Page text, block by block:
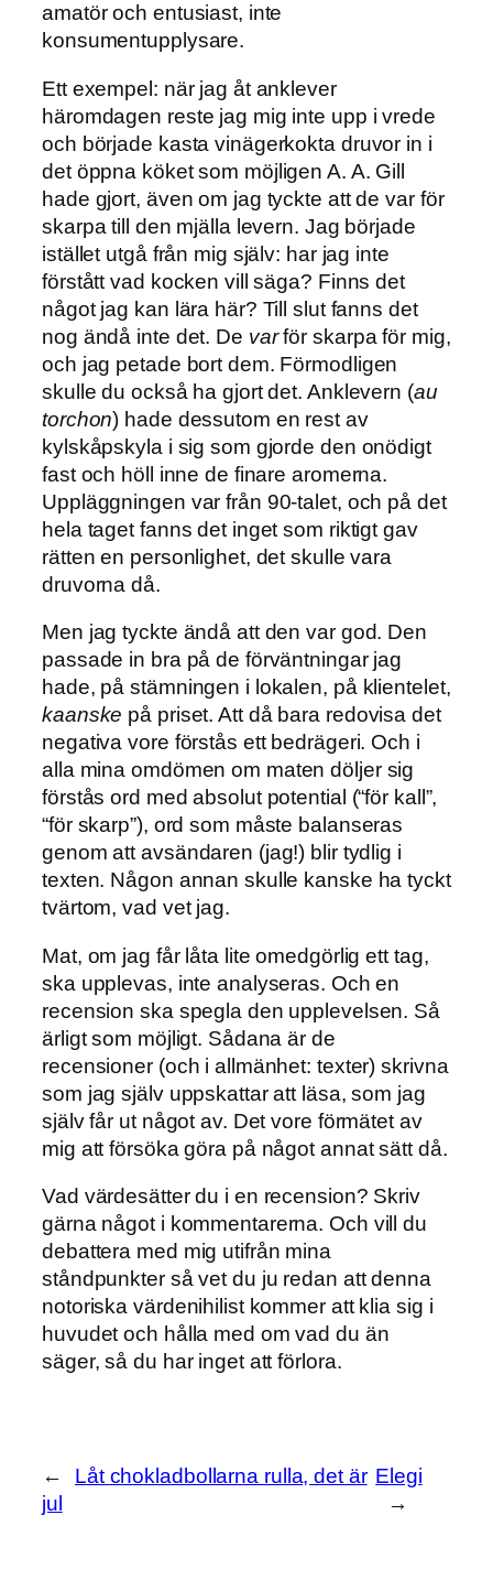
amatör och entusiast, inte
konsumentupplysare.
Ett exempel: när jag åt anklever
häromdagen reste jag mig inte upp i vrede
och började kasta vinägerkokta druvor in i
det öppna köket som möjligen A. A. Gill
hade gjort, även om jag tyckte att de var för
skarpa till den mjälla levern. Jag började
istället utgå från mig själv: har jag inte
förstått vad kocken vill säga? Finns det
något jag kan lära här? Till slut fanns det
nog ändå inte det. De varför skarpa för mig,
och jag petade bort dem. Förmodligen
skulle du också ha gjort det. Anklevern (au
torchon) hade dessutom en rest av
kylskåpskyla i sig som gjorde den onödigt
fast och höll inne de finare aromerna.
Uppläggningen var från 90-talet, och på det
hela taget fanns det inget som riktigt gav
rätten en personlighet, det skulle vara
druvorna då.
Men jag tyckte ändå att den var god. Den
passade in bra på de förväntningar jag
hade, på stämningen i lokalen, på klientelet,
kaanske på priset. Att då bara redovisa det
negativa vore förstås ett bedrägeri. Och i
alla mina omdömen om maten döljer sig
förstås ord med absolut potential (“för kall”,
“för skarp”), ord som måste balanseras
genom att avsändaren (jag!) blir tydlig i
texten. Någon annan skulle kanske ha tyckt
tvärtom, vad vet jag.
Mat, om jag får låta lite omedgörlig ett tag,
ska upplevas, inte analyseras. Och en
recension ska spegla den upplevelsen. Så
ärligt som möjligt. Sådana är de
recensioner (och i allmänhet: texter) skrivna
som jag själv uppskattar att läsa, som jag
själv får ut något av. Det vore förmätet av
mig att försöka göra på något annat sätt då.
Vad värdesätter du i en recension? Skriv
gärna något i kommentarerna. Och vill du
debattera med mig utifrån mina
ståndpunkter så vet du ju redan att denna
notoriska värdenihilist kommer att klia sig i
huvudet och hålla med om vad du än
säger, så du har inget att förlora.
←
Låt chokladbollarna rulla, det är
jul
Elegi
→